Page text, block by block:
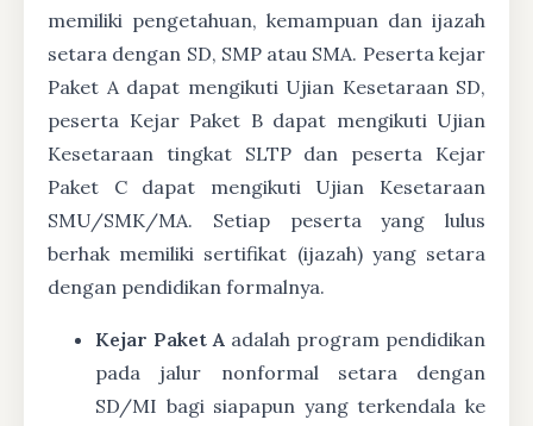
memiliki pengetahuan, kemampuan dan ijazah
setara dengan SD, SMP atau SMA. Peserta kejar
Paket A dapat mengikuti Ujian Kesetaraan SD,
peserta Kejar Paket B dapat mengikuti Ujian
Kesetaraan tingkat SLTP dan peserta Kejar
Paket C dapat mengikuti Ujian Kesetaraan
SMU/SMK/MA. Setiap peserta yang lulus
berhak memiliki sertifikat (ijazah) yang setara
dengan pendidikan formalnya.
Kejar Paket A adalah program pendidikan
pada jalur nonformal setara dengan
SD/MI bagi siapapun yang terkendala ke